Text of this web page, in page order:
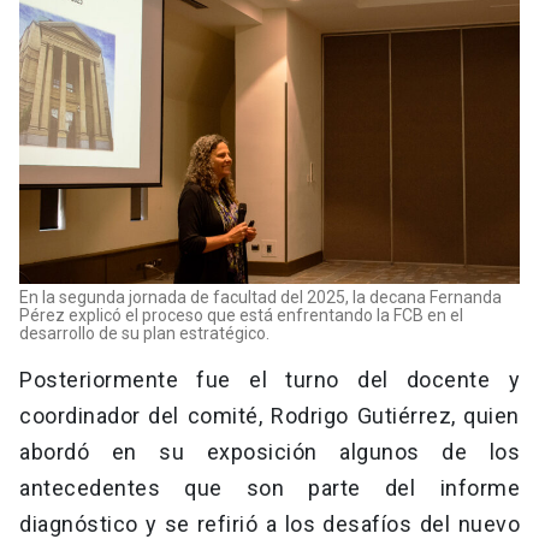
En la segunda jornada de facultad del 2025, la decana Fernanda
Pérez explicó el proceso que está enfrentando la FCB en el
desarrollo de su plan estratégico.
Posteriormente fue el turno del docente y
coordinador del comité, Rodrigo Gutiérrez, quien
abordó en su exposición algunos de los
antecedentes que son parte del informe
diagnóstico y se refirió a los desafíos del nuevo